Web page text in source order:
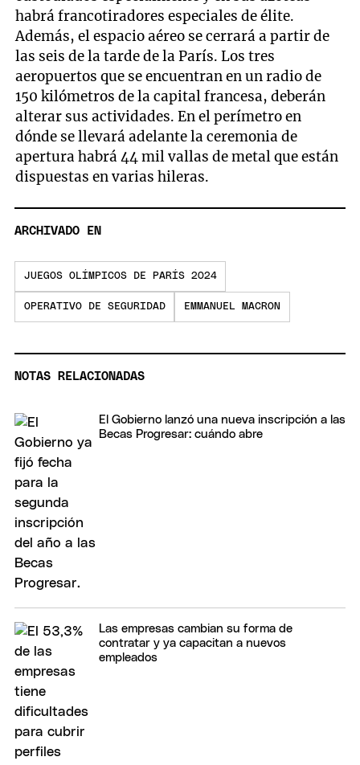
habrá francotiradores especiales de élite.
Además, el espacio aéreo se cerrará a partir de
las seis de la tarde de la París. Los tres
aeropuertos que se encuentran en un radio de
150 kilómetros de la capital francesa, deberán
alterar sus actividades. En el perímetro en
dónde se llevará adelante la ceremonia de
apertura habrá 44 mil vallas de metal que están
dispuestas en varias hileras.
ARCHIVADO EN
JUEGOS OLÍMPICOS DE PARÍS 2024
OPERATIVO DE SEGURIDAD EMMANUEL MACRON
NOTAS RELACIONADAS
El Gobierno lanzó una nueva inscripción a las
Becas Progresar: cuándo abre
Las empresas cambian su forma de
contratar y ya capacitan a nuevos
empleados